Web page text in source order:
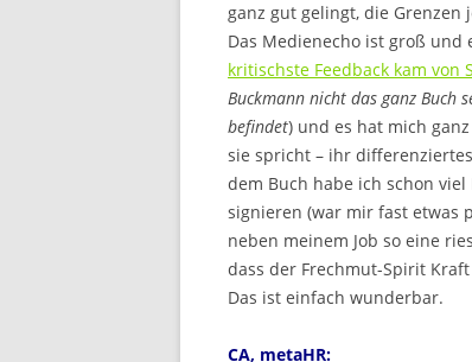
ganz gut gelingt, die Grenzen
Das Medienecho ist groß und
kritischste Feedback kam von
Buckmann nicht das ganz Buch
befindet) und es hat mich
sie spricht – ihr
dem Buch habe ich schon
signieren (war mir fast etwas
neben meinem Job so eine
dass der Frechmut-Spirit
Das ist einfach wunderbar.
CA, metaHR: